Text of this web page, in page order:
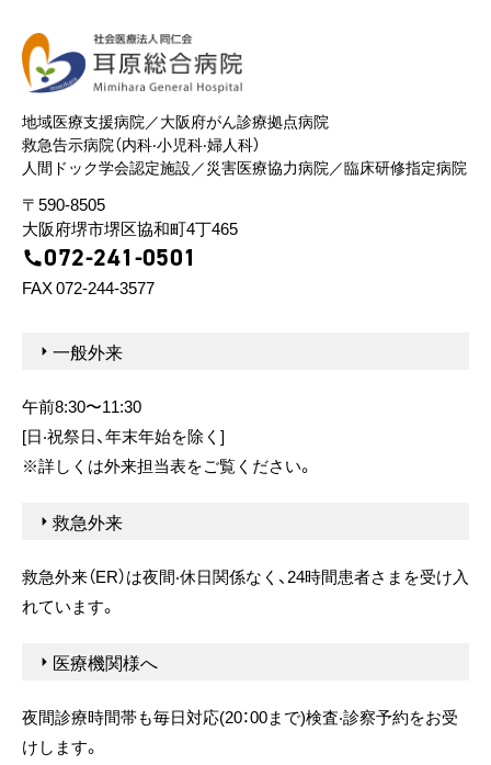
地域医療⽀援病院／⼤阪府がん診療拠点病院
救急告⽰病院（内科‧⼩児科‧婦⼈科）
⼈間ドック学会認定施設／災害医療協⼒病院／臨床研修指定病院
〒590-8505
⼤阪府堺市堺区協和町4丁465
072-241-0501
FAX 072-244-3577
⼀般外来
午前8:30〜11:30
[⽇‧祝祭⽇、年末年始を除く]
※詳しくは外来担当表をご覧ください。
救急外来
救急外来（ER）は夜間‧休⽇関係なく、24時間患者さまを受け⼊
れています。
医療機関様へ
夜間診療時間帯も毎⽇対応(20：00まで)検査‧診察予約をお受
けします。